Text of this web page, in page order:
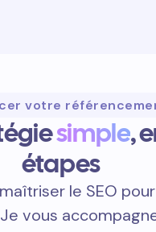
votre
simple,
étapes
le SEO
vous